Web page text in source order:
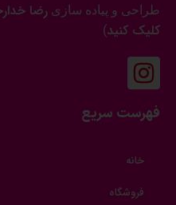
طراحی و پیاده سازی رضا
کلیک کنید)
فهرست سریع
خانه
فروشگاه